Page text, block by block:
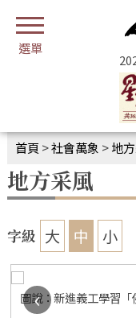
首頁 >社會萬象 >地
地方采風
字級 大 中 小
圖說：新進義工學習
‹